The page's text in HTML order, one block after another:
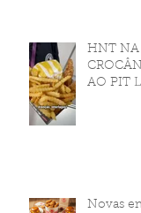
HNT NA
AO PIT
Novas